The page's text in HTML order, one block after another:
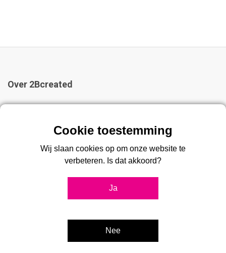
Over 2Bcreated
presentatiesystemen. Bij ons vindt u een groot assortiment kliklijsten,
stoepborden, vitrines, digitale displays, menukaarthouders en
postersystemen voor professionele toepassingen.
033 475 8009
Wij slaan cookies op om onze website te
verbeteren. Is dat akkoord?
Ja
Nee